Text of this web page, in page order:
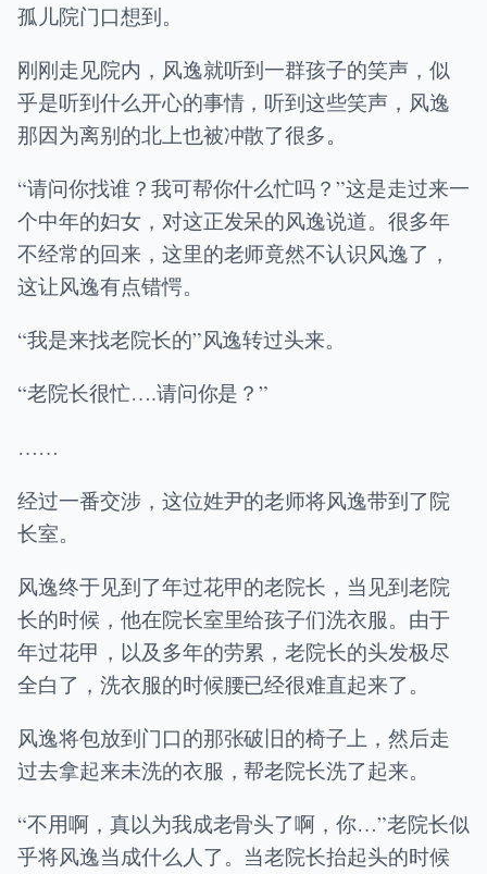
孤儿院门口想到。
刚刚走见院内，风逸就听到一群孩子的笑声，似
乎是听到什么开心的事情，听到这些笑声，风逸
那因为离别的北上也被冲散了很多。
“请问你找谁？我可帮你什么忙吗？”这是走过来一
个中年的妇女，对这正发呆的风逸说道。很多年
不经常的回来，这里的老师竟然不认识风逸了，
这让风逸有点错愕。
“我是来找老院长的”风逸转过头来。
“老院长很忙….请问你是？”
……
经过一番交涉，这位姓尹的老师将风逸带到了院
长室。
风逸终于见到了年过花甲的老院长，当见到老院
长的时候，他在院长室里给孩子们洗衣服。由于
年过花甲，以及多年的劳累，老院长的头发极尽
全白了，洗衣服的时候腰已经很难直起来了。
风逸将包放到门口的那张破旧的椅子上，然后走
过去拿起来未洗的衣服，帮老院长洗了起来。
“不用啊，真以为我成老骨头了啊，你…”老院长似
乎将风逸当成什么人了。当老院长抬起头的时候